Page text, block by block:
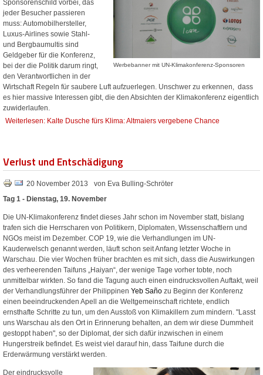
Werbebanner mit UN-Klimakonferenz-Sponsoren
Sponsorenschild vorbei, das
jeder Besucher passieren
muss: Automobilhersteller,
Luxus-Airlines sowie Stahl-
und Bergbaumultis sind
Geldgeber für die Konferenz,
bei der die Politik darum ringt,
den Verantwortlichen in der
Wirtschaft Regeln für saubere Luft aufzuerlegen. Unschwer zu erkennen, dass
es hier massive Interessen gibt, die den Absichten der Klimakonferenz eigentlich
zuwiderlaufen.
Weiterlesen: Kalte Dusche fürs Klima: Altmaiers vergebene Chance
Verlust und Entschädigung
20 November 2013
von Eva Bulling-Schröter
Tag 1 - Dienstag, 19. November
Die UN-Klimakonferenz findet dieses Jahr schon im November statt, bislang
trafen sich die Herrscharen von Politikern, Diplomaten, Wissenschaftlern und
NGOs meist im Dezember. COP 19, wie die Verhandlungen im UN-
Kauderwelsch genannt werden, läuft schon seit Anfang letzter Woche in
Warschau. Die vier Wochen früher brachten es mit sich, dass die Auswirkungen
des verheerenden Taifuns „Haiyan“, der wenige Tage vorher tobte, noch
unmittelbar wirkten. So fand die Tagung auch einen eindrucksvollen Auftakt, weil
der Verhandlungsführer der Philippinen Yeb Saño zu Beginn der Konferenz
einen beeindruckenden Apell an die Weltgemeinschaft richtete, endlich
ernsthafte Schritte zu tun, um den Ausstoß von Klimakillern zum mindern. "Lasst
uns Warschau als den Ort in Erinnerung behalten, an dem wir diese Dummheit
gestoppt haben", so der Diplomat, der sich dafür inzwischen in einem
Hungerstreik befindet. Es weist viel darauf hin, dass Taifune durch die
Erderwärmung verstärkt werden.
Der eindrucksvolle